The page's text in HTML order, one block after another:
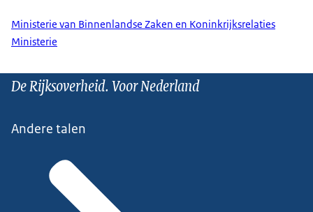
Ministerie van Binnenlandse Zaken en Koninkrijksrelaties
Ministerie
De Rijksoverheid. Voor Nederland
Andere talen